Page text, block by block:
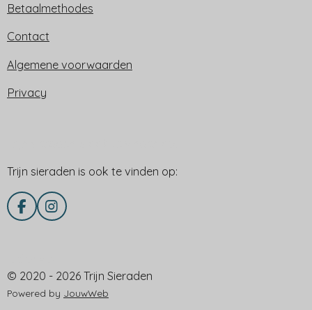
Betaalmethodes
Contact
Algemene voorwaarden
Privacy
Trijn sieraden is ook te vinden op:
F
a
o
o
I
n
g
r
© 2020 - 2026 Trijn Sieraden
Powered by JouwWeb